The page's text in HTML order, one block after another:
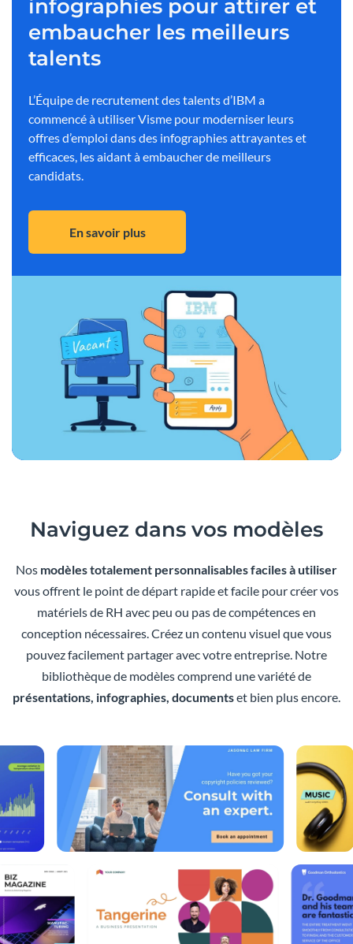
infographies pour attirer et
embaucher les meilleurs
talents
L’Équipe de recrutement des talents d’IBM a
commencé à utiliser Visme pour moderniser leurs
offres d’emploi dans des infographies attrayantes et
efficaces, les aidant à embaucher de meilleurs
candidats.
En savoir plus
Naviguez dans vos modèles
Nos modèles totalement personnalisables faciles à utiliser
vous offrent le point de départ rapide et facile pour créer vos
matériels de RH avec peu ou pas de compétences en
conception nécessaires. Créez un contenu visuel que vous
pouvez facilement partager avec votre entreprise. Notre
bibliothèque de modèles comprend une variété de
présentations, infographies, documentset bien plus encore.